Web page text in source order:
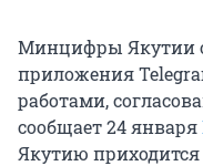
Минцифры Якутии
приложения
работами,
сообщает 24 января
Якутию приходится